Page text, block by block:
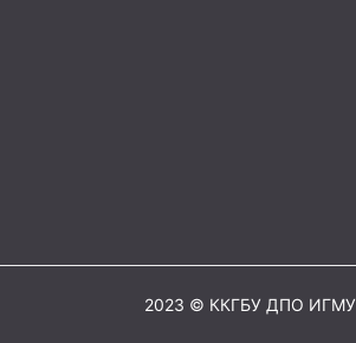
2023 © ККГБУ ДПО ИГМУ